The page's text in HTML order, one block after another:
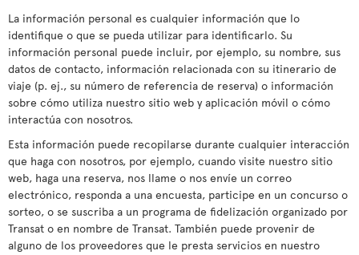
La información personal es cualquier información que lo
identifique o que se pueda utilizar para identificarlo. Su
información personal puede incluir, por ejemplo, su nombre, sus
datos de contacto, información relacionada con su itinerario de
viaje (p. ej., su número de referencia de reserva) o información
sobre cómo utiliza nuestro sitio web y aplicación móvil o cómo
interactúa con nosotros.
Esta información puede recopilarse durante cualquier interacción
que haga con nosotros, por ejemplo, cuando visite nuestro sitio
web, haga una reserva, nos llame o nos envíe un correo
electrónico, responda a una encuesta, participe en un concurso o
sorteo, o se suscriba a un programa de fidelización organizado por
Transat o en nombre de Transat. También puede provenir de
alguno de los proveedores que le presta servicios en nuestro